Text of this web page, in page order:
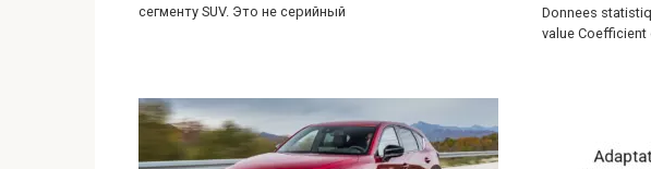
сегменту SUV. Это не серийный
Donnees
value Coefficient